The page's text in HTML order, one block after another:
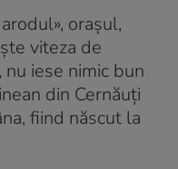
orașul,
viteza de
iese nimic bun
din Cernăuți
fiind născut la